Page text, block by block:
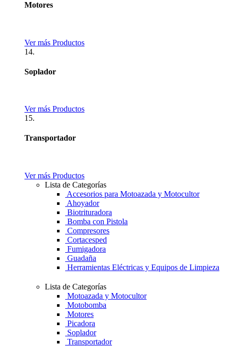
Motores
Ver más Productos
14.
Soplador
Ver más Productos
15.
Transportador
Ver más Productos
Lista de Categorías
Accesorios para Motoazada y Motocultor
Ahoyador
Biotrituradora
Bomba con Pistola
Compresores
Cortacesped
Fumigadora
Guadaña
Herramientas Eléctricas y Equipos de Limpieza
Lista de Categorías
Motoazada y Motocultor
Motobomba
Motores
Picadora
Soplador
Transportador